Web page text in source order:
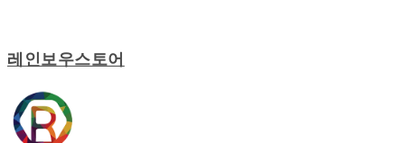
레인보우스토어